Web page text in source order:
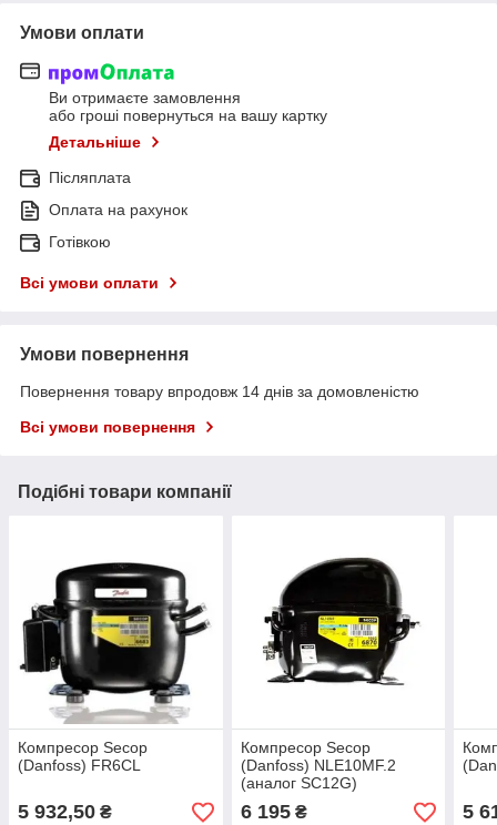
Умови оплати
Ви отримаєте замовлення
або гроші повернуться на вашу картку
Детальніше
Післяплата
Оплата на рахунок
Готівкою
Всі умови оплати
Умови повернення
Повернення товару впродовж 14 днів за домовленістю
Всі умови повернення
Подібні товари компанії
Компресор Secop
(Danfoss) FR6CL
5 932,50 ₴
Компресор Secop
(Danfoss) NLE10MF.2
(аналог SC12G)
6 195₴ 5